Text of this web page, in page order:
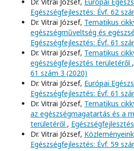
Egészségfejlesztés: Évf. 62
Dr. Vitrai József, Tematikus
egészségműveltség és
Egészségfejlesztés: Évf. 61
Dr. Vitrai József, Tematikus
egészségfejlesztés területéről ,
61 szám 3 (2020)
Dr. Vitrai József, Európai
Egészségfejlesztés: Évf. 61
Dr. Vitrai József, Tematikus
az egészségmagatartás és a
területéről ,
Dr. Vitrai József,
Egészségfejlesztés: Évf. 59